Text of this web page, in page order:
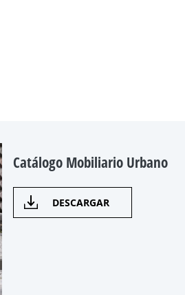
Catálogo Mobiliario Urbano
DESCARGAR